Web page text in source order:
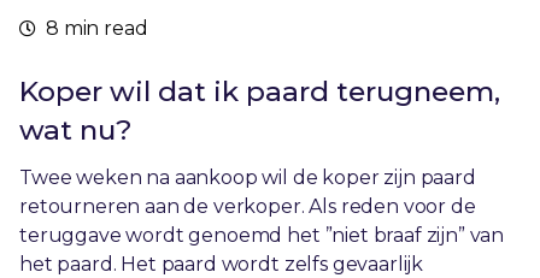
8 min read
Koper wil dat ik paard terugneem,
wat nu?
Twee weken na aankoop wil de koper zijn paard
retourneren aan de verkoper. Als reden voor de
teruggave wordt genoemd het ”niet braaf zijn” van
het paard. Het paard wordt zelfs gevaarlijk